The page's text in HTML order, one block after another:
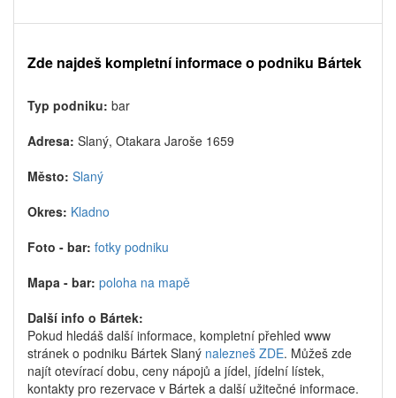
Zde najdeš kompletní informace o podniku Bártek
Typ podniku: bar
Adresa: Slaný, Otakara Jaroše 1659
Město: Slaný
Okres: Kladno
Foto - bar: fotky podniku
Mapa - bar: poloha na mapě
Další info o Bártek:
Pokud hledáš další informace, kompletní přehled www
stránek o podniku Bártek Slaný nalezneš ZDE. Můžeš zde
najít otevírací dobu, ceny nápojů a jídel, jídelní lístek,
kontakty pro rezervace v Bártek a další užitečné informace.